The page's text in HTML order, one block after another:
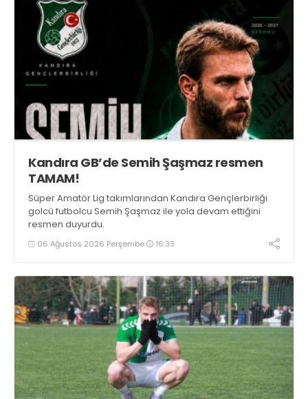
Kandıra GB’de Semih Şaşmaz resmen
TAMAM!
Süper Amatör Lig takımlarından Kandıra Gençlerbirliği
golcü futbolcu Semih Şaşmaz ile yola devam ettiğini
resmen duyurdu.
06 Ağustos 2026 Perşembe 16:33